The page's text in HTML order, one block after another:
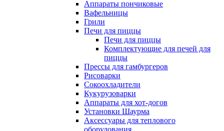
Аппараты пончиковые
Вафельницы
Грили
Печи для пиццы
Печи для пиццы
Комплектующие для печей для
пиццы
Прессы для гамбургеров
Рисоварки
Сокоохладители
Кукурузоварки
Аппараты для хот-догов
Установки Шаурма
Аксессуары для теплового
оборудования